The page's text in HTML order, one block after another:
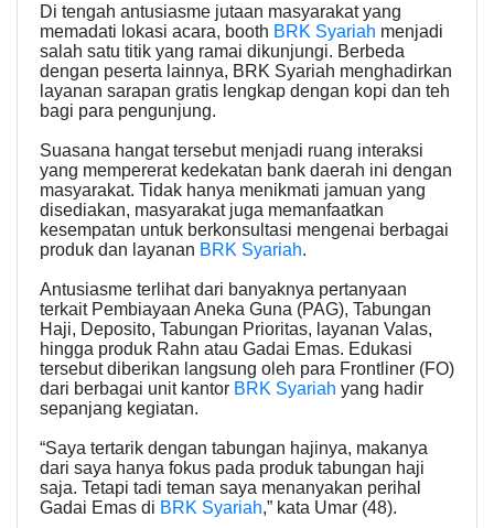
Di tengah antusiasme jutaan masyarakat yang
memadati lokasi acara, booth BRK Syariah menjadi
salah satu titik yang ramai dikunjungi. Berbeda
dengan peserta lainnya, BRK Syariah menghadirkan
layanan sarapan gratis lengkap dengan kopi dan teh
bagi para pengunjung.
Suasana hangat tersebut menjadi ruang interaksi
yang mempererat kedekatan bank daerah ini dengan
masyarakat. Tidak hanya menikmati jamuan yang
disediakan, masyarakat juga memanfaatkan
kesempatan untuk berkonsultasi mengenai berbagai
produk dan layanan BRK Syariah.
Antusiasme terlihat dari banyaknya pertanyaan
terkait Pembiayaan Aneka Guna (PAG), Tabungan
Haji, Deposito, Tabungan Prioritas, layanan Valas,
hingga produk Rahn atau Gadai Emas. Edukasi
tersebut diberikan langsung oleh para Frontliner (FO)
dari berbagai unit kantor BRK Syariah yang hadir
sepanjang kegiatan.
“Saya tertarik dengan tabungan hajinya, makanya
dari saya hanya fokus pada produk tabungan haji
saja. Tetapi tadi teman saya menanyakan perihal
Gadai Emas di BRK Syariah,” kata Umar (48).